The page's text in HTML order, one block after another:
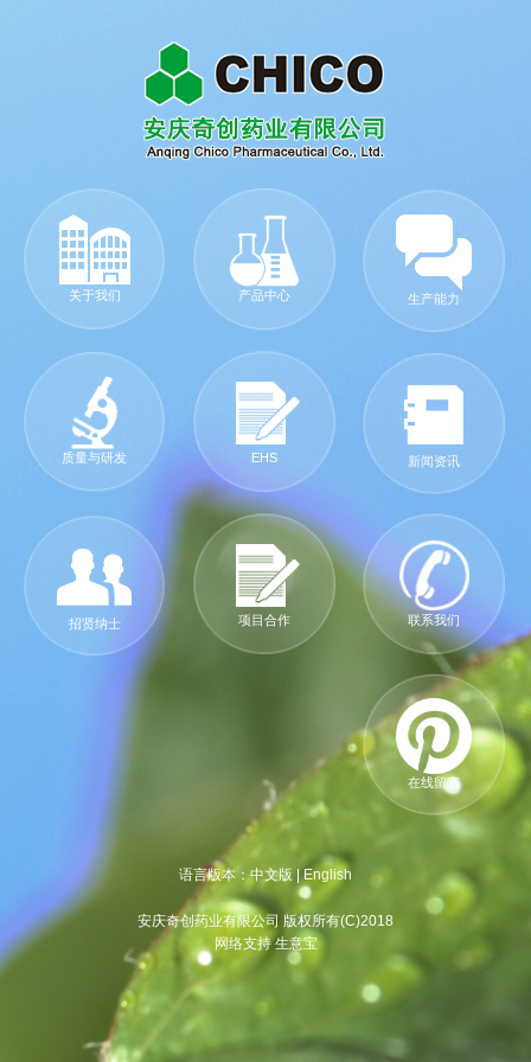
关于我们 产品中心 生产能力
质量与研发 EHS 新闻资讯
招贤纳士 项目合作 联系我们
在线留言
语言版本：中文版 English
安庆奇创药业有限公司 版权所有(C)2018
网络支持 生意宝